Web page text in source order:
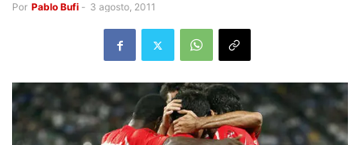
Por Pablo Bufi - 3 agosto, 2011